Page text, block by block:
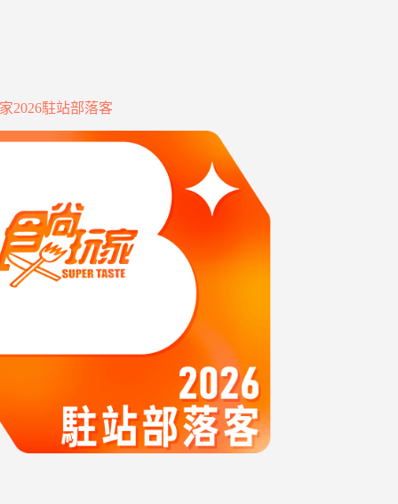
2026駐站部落客